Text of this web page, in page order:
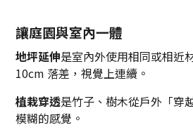
讓庭園與室內一體
地坪延伸是室內外使用相同或相近
10cm 落差，視覺上連續。
植栽穿透是竹子、樹木從戶外「穿
模糊的感覺。